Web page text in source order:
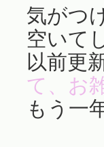
気がつ
空いて
以前更
て、お
もう一